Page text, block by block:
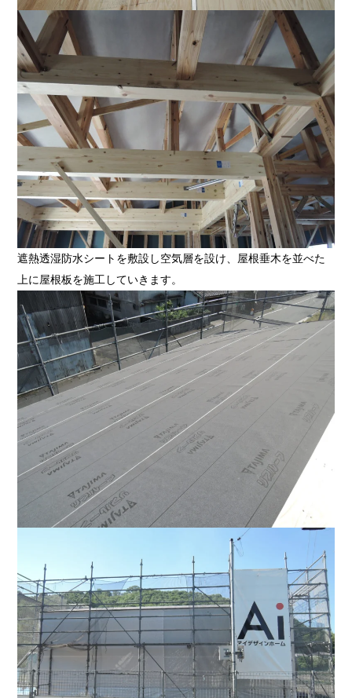
遮熱透湿防水シートを敷設し空気層を設け、屋根垂木を並べた
上に屋根板を施工していきます。